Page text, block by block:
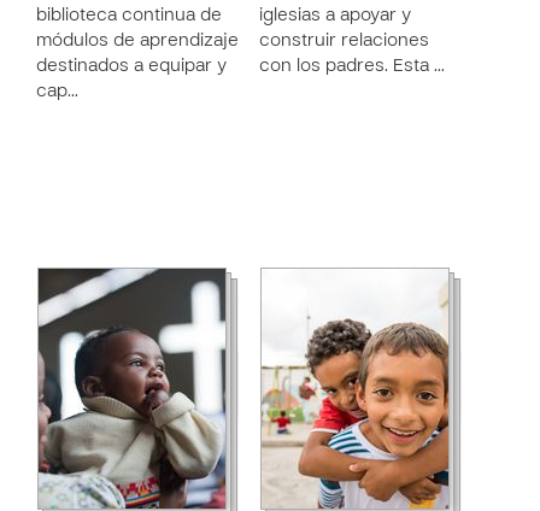
biblioteca continua de
módulos de aprendizaje
destinados a equipar y
cap…
iglesias a apoyar y
construir relaciones
con los padres. Esta …